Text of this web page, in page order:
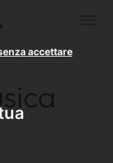
accettare